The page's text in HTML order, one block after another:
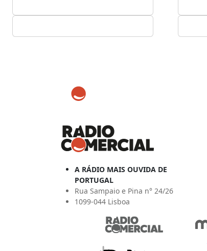
A RÁDIO MAIS OUVIDA DE
PORTUGAL
Rua Sampaio e Pina n° 24/26
1099-044 Lisboa